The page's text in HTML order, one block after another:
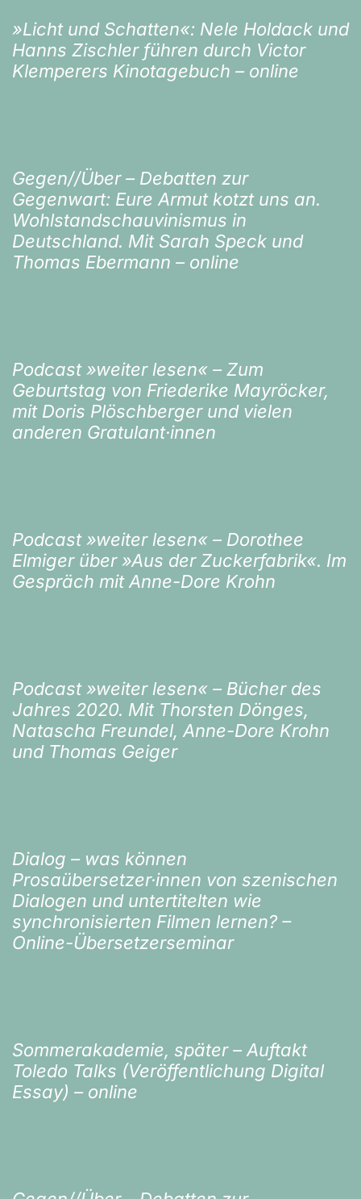
»Licht und Schatten«: Nele Holdack und
Hanns Zischler führen durch Victor
Klemperers Kinotagebuch – online
Gegen//Über – Debatten zur
Gegenwart: Eure Armut kotzt uns an.
Wohlstandschauvinismus in
Deutschland. Mit Sarah Speck und
Thomas Ebermann – online
Podcast »weiter lesen« – Zum
Geburtstag von Friederike Mayröcker,
mit Doris Plöschberger und vielen
anderen Gratulant·innen
Podcast »weiter lesen« – Dorothee
Elmiger über »Aus der Zuckerfabrik«. Im
Gespräch mit Anne-Dore Krohn
Podcast »weiter lesen« – Bücher des
Jahres 2020. Mit Thorsten Dönges,
Natascha Freundel, Anne-Dore Krohn
und Thomas Geiger
Dialog – was können
Prosaübersetzer·innen von szenischen
Dialogen und untertitelten wie
synchronisierten Filmen lernen? –
Online-Übersetzerseminar
Sommerakademie, später – Auftakt
Toledo Talks (Veröffentlichung Digital
Essay) – online